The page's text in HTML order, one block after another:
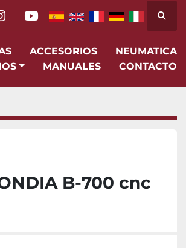
youtube
ACCESORIOS
NEUMATICA
MANUALES CONTACTO
B-700 cnc